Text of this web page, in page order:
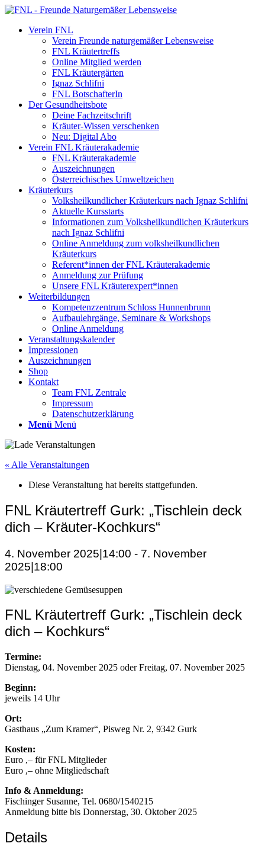
Verein FNL
Verein Freunde naturgemäßer Lebensweise
FNL Kräutertreffs
Online Mitglied werden
FNL Kräutergärten
Ignaz Schlifni
FNL BotschafterIn
Der Gesundheitsbote
Deine Fachzeitschrift
Kräuter-Wissen verschenken
Neu: Digital Abo
Verein FNL Kräuterakademie
FNL Kräuterakademie
Auszeichnungen
Österreichisches Umweltzeichen
Kräuterkurs
Volksheilkundlicher Kräuterkurs nach Ignaz Schlifni
Aktuelle Kursstarts
Informationen zum Volksheilkundlichen Kräuterkurs
nach Ignaz Schlifni
Online Anmeldung zum volksheilkundlichen
Kräuterkurs
Referent*innen der FNL Kräuterakademie
Anmeldung zur Prüfung
Unsere FNL Kräuterexpert*innen
Weiterbildungen
Kompetenzzentrum Schloss Hunnenbrunn
Aufbaulehrgänge, Seminare & Workshops
Online Anmeldung
Veranstaltungskalender
Impressionen
Auszeichnungen
Shop
Kontakt
Team FNL Zentrale
Impressum
Datenschutzerklärung
Menü Menü
« Alle Veranstaltungen
Diese Veranstaltung hat bereits stattgefunden.
FNL Kräutertreff Gurk: „Tischlein deck
dich – Kräuter-Kochkurs“
4. November 2025|14:00 - 7. November
2025|18:00
FNL Kräutertreff Gurk: „Tischlein deck
dich – Kochkurs“
Termine:
Dienstag, 04. November 2025 oder Freitag, 07. November 2025
Beginn:
jeweils 14 Uhr
Ort:
Gasthaus „Zum Kramer“, Pisweg Nr. 2, 9342 Gurk
Kosten:
Euro ,– für FNL Mitglieder
Euro ,– ohne Mitgliedschaft
Info & Anmeldung:
Fischinger Susanne, Tel. 0680/1540215
Anmeldung bitte bis Donnerstag, 30. Oktober 2025
Details